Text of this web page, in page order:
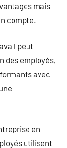
mais
compte.
peut
des employés,
avec
en
utilisent